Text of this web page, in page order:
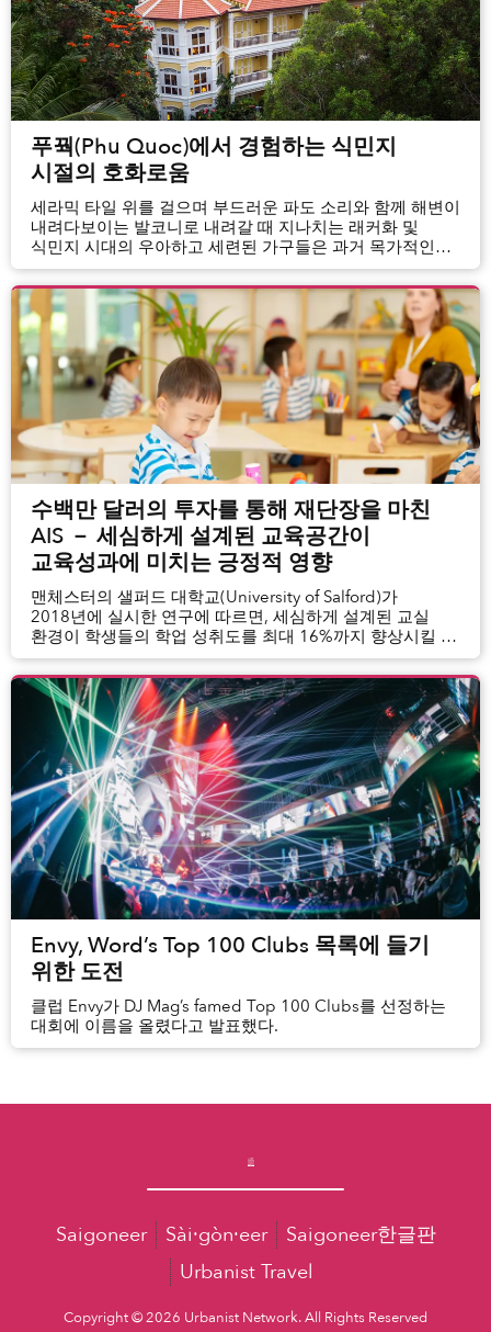
푸꿕(Phu Quoc)에서 경험하는 식민지
시절의 호화로움
세라믹 타일 위를 걸으며 부드러운 파도 소리와 함께 해변이
내려다보이는 발코니로 내려갈 때 지나치는 래커화 및
식민지 시대의 우아하고 세련된 가구들은 과거 목가적인
시대로 돌아간 듯한 느낌이 들게 만든다.
수백만 달러의 투자를 통해 재단장을 마친
AIS － 세심하게 설계된 교육공간이
교육성과에 미치는 긍정적 영향
맨체스터의 샐퍼드 대학교(University of Salford)가
2018년에 실시한 연구에 따르면, 세심하게 설계된 교실
환경이 학생들의 학업 성취도를 최대 16%까지 향상시킬 수
있다고 합니다. 교육관계자와 전문가 모두가 잘 설계한
물리적 공간이...
Envy, Word’s Top 100 Clubs 목록에 들기
위한 도전
클럽 Envy가 DJ Mag’s famed Top 100 Clubs를 선정하는
대회에 이름을 올렸다고 발표했다.
Saigoneer Sài·gòn·eer
Saigoneer한글판
Urbanist Travel
Copyright © 2026 Urbanist Network. All Rights Reserved